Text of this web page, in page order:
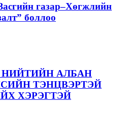
газар–Хөгжлийн
боллоо
АЛБАН
ТЭНЦВЭРТЭЙ
ХЭРЭГТЭЙ